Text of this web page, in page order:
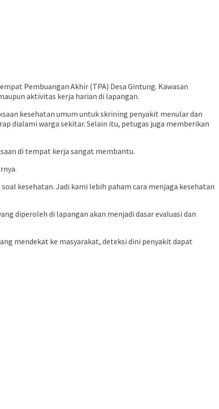
Pembuangan Akhir (TPA) Desa Gintung. Kawasan
aktivitas kerja harian di lapangan.
kesehatan umum untuk skrining penyakit menular dan
dialami warga sekitar. Selain itu, petugas juga memberikan
di tempat kerja sangat membantu.
kesehatan. Jadi kami lebih paham cara menjaga kesehatan
diperoleh di lapangan akan menjadi dasar evaluasi dan
mendekat ke masyarakat, deteksi dini penyakit dapat